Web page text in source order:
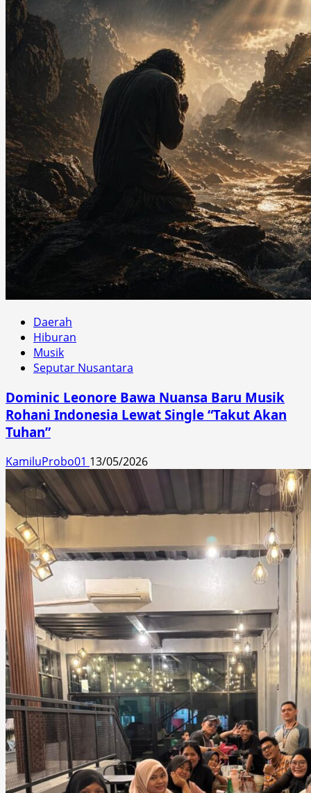
Daerah
Hiburan
Musik
Seputar Nusantara
Dominic Leonore Bawa Nuansa Baru Musik
Rohani Indonesia Lewat Single “Takut Akan
Tuhan”
KamiluProbo01 13/05/2026